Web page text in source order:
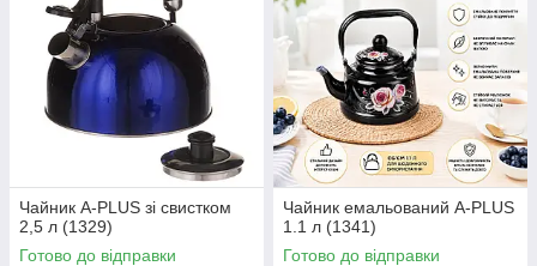
Чайник A-PLUS зі свистком
2,5 л (1329)
Готово до відправки
Чайник емальований A-PLUS
1.1 л (1341)
Готово до відправки